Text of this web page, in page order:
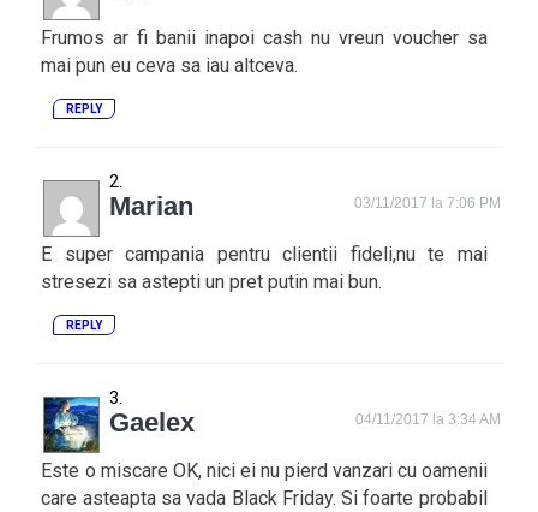
Frumos ar fi banii inapoi cash nu vreun voucher sa
mai pun eu ceva sa iau altceva.
REPLY
Marian 03/11/2017 la 7:06 PM
E super campania pentru clientii fideli,nu te mai
stresezi sa astepti un pret putin mai bun.
REPLY
Gaelex 04/11/2017 la 3:34 AM
Este o miscare OK, nici ei nu pierd vanzari cu oamenii
care asteapta sa vada Black Friday. Si foarte probabil